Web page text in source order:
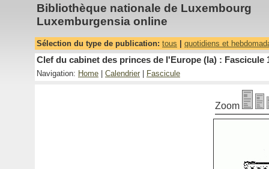
Bibliothèque nationale de Luxembourg
Luxemburgensia online
Sélection du type de publication: tous quotidiens et
Clef du cabinet des princes de l'Europe (la) : Fascicule
Navigation: Home Calendrier Fascicule
Zoom